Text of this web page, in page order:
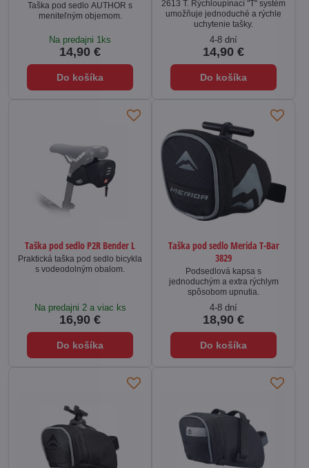
Taška pod sedlo AUTHOR s
meniteľným objemom.
Na predajni 1ks
14,90 €
Do košíka
2613 T. Rýchloupínací "T" systém
umožňuje jednoduché a rýchle
uchytenie tašky.
4-8 dní
14,90 €
Do košíka
Taška pod sedlo P2R Bender L
Praktická taška pod sedlo bicykla
s vodeodolným obalom.
Na predajni 2 a viac ks
16,90 €
Do košíka
Taška pod sedlo Merida T-Bar
3829
Podsedlová kapsa s
jednoduchým a extra rýchlym
spôsobom upnutia.
4-8 dní
18,90 €
Do košíka